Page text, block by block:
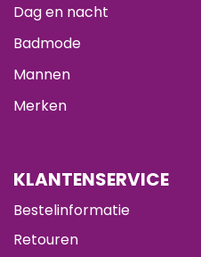
Dag en nacht
Badmode
Mannen
Merken
KLANTENSERVICE
Bestelinformatie
Retouren